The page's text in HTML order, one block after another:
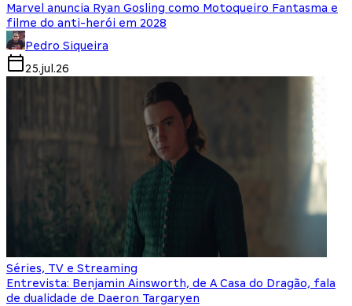
Marvel anuncia Ryan Gosling como Motoqueiro Fantasma e
filme do anti-herói em 2028
Pedro Siqueira
25.jul.26
Séries, TV e Streaming
Entrevista: Benjamin Ainsworth, de A Casa do Dragão, fala
de dualidade de Daeron Targaryen